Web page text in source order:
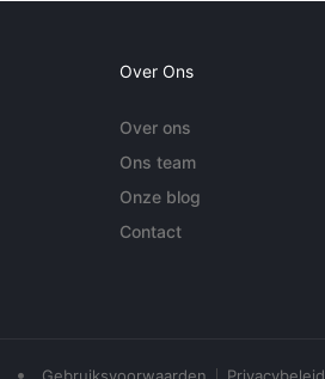
Over Ons
Over ons
Ons team
Onze blog
Contact
• Gebruiksvoorwaarden Privacybeleid